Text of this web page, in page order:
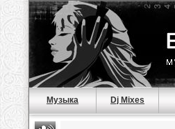
Музыка Dj Mixes